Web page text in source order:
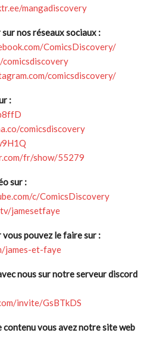
mangadiscovery
nos réseaux sociaux :
ComicsDiscovery/
comicsdiscovery/
:
comicsdiscovery
fr/show/55279
sur :
c/ComicsDiscovery
jamesetfaye
pouvez le faire sur :
james-et-faye
nous sur notre serveur discord
invite/GsBTkDS
vous avez notre site web